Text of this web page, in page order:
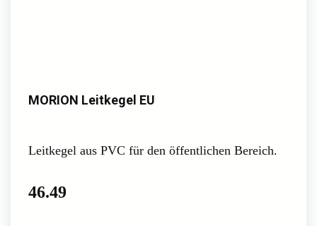
MORION Leitkegel EU
Leitkegel aus PVC für den öffentlichen Bereich.
46.49